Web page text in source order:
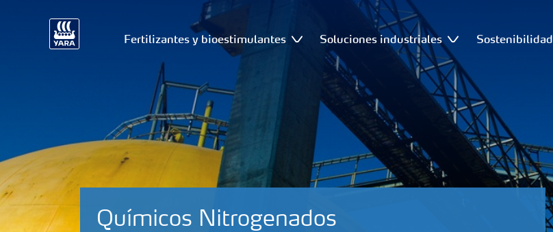
Fertilizantes y bioestimulantes Soluciones industriales Sostenibilidad
Químicos Nitrogenados